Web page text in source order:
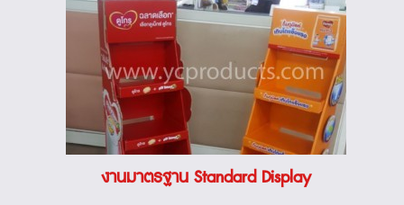
งานมาตรฐาน Standard Display